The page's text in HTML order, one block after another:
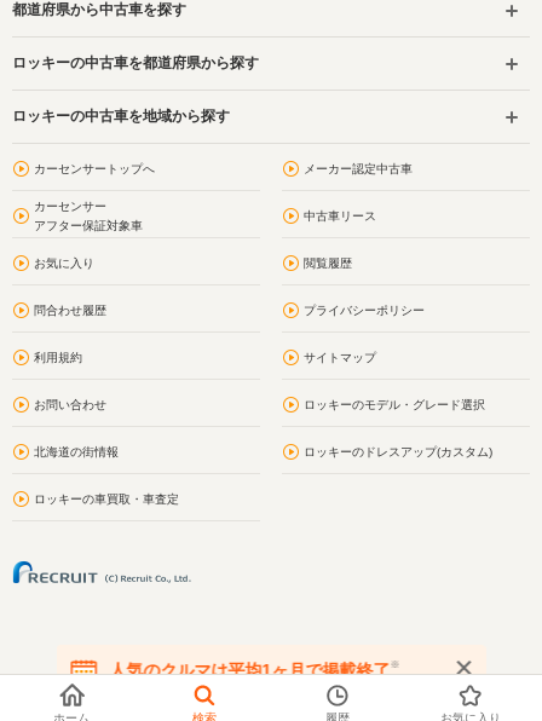
都道府県から中古車を探す
ロッキーの中古車を都道府県から探す
ロッキーの中古車を地域から探す
カーセンサートップへ メーカー認定中古車
カーセンサー
アフター保証対象車
中古車リース
お気に入り 閲覧履歴
問合わせ履歴 プライバシーポリシー
利用規約 サイトマップ
お問い合わせ ロッキーのモデル・グレード選択
北海道の街情報 ロッキーのドレスアップ(カスタム)
ロッキーの車買取・車査定
人気のクルマは平均1ヶ月で掲載終了※
在庫が無くなる前にお問い合わせください
ホーム 検索 履歴 お気に入り